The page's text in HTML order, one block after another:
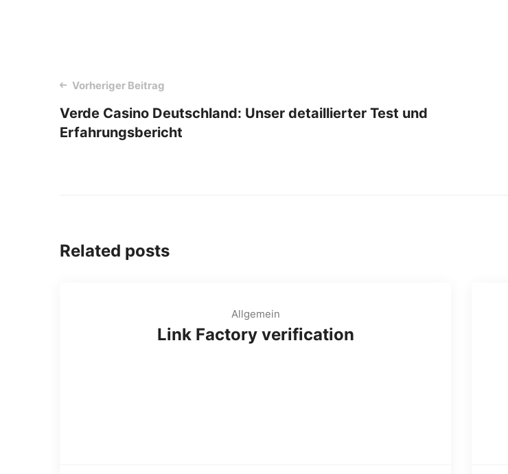
Post
navigation
Vorheriger Beitrag
Verde Casino Deutschland: Unser detaillierter Test und
Erfahrungsbericht
Related posts
Allgemein
Link Factory verification